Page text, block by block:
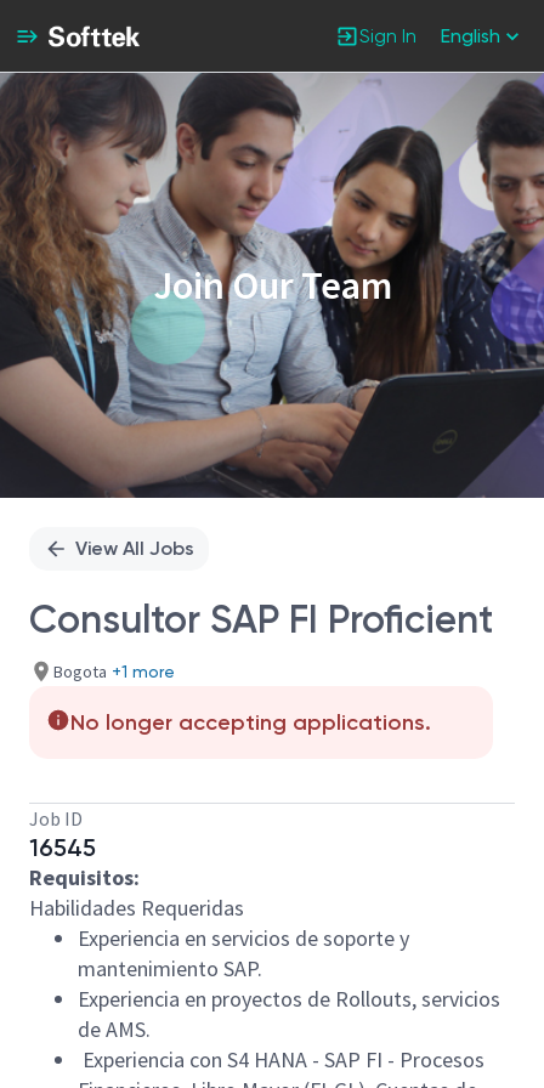
Sign In English
Single
Position
Join Our Team
View All Jobs
Consultor SAP FI Proficient
Bogota +1 more
No longer accepting applications.
Job ID
16545
Requisitos:
Habilidades Requeridas
Experiencia en servicios de soporte y
mantenimiento SAP.
Experiencia en proyectos de Rollouts, servicios
de AMS.
Experiencia con S4 HANA - SAP FI - Procesos